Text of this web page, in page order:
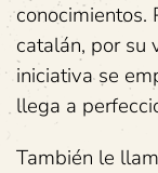
conocimientos.
catalán, por su
iniciativa se
llega a
También le